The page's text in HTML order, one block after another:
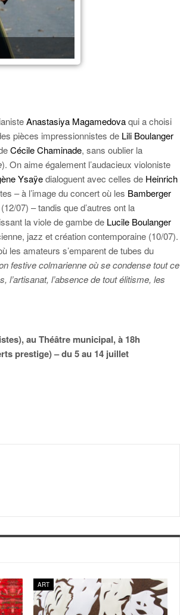
Anastasiya Magamedovaqui a choisi
pièces impressionnistes de Lili Boulanger
Cécile Chaminade, sans oublier la
). On aime également l’audacieux violoniste
Ysaÿedialoguent avec celles de Heinrich
– à l’image du concert où les Bamberger
07) – tandis que d’autres ont la
la viole de gambe de Lucile Boulanger
jazz et création contemporaine (10/07).
les amateurs s’emparent de tubes du
festive colmarienne où se condense tout ce
l’artisanat, l’absence de tout élitisme, les
au Théâtre municipal, à 18h
prestige) – du 5 au 14 juillet
ART